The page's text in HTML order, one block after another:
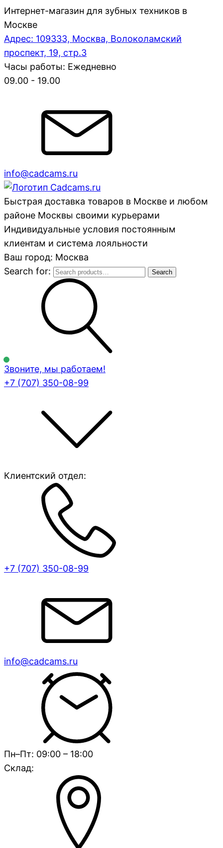
Интернет-магазин для зубных техников в
Москве
Адрес: 109333, Москва, Волоколамский
проспект, 19, стр.3
Часы работы: Ежедневно
09.00 - 19.00
info@cadcams.ru
Быстрая доставка товаров в Москве и любом
районе Москвы своими курьерами
Индивидуальные условия постоянным
клиентам и система лояльности
Ваш город: Москва
Search for:
Search
Звоните, мы работаем!
+7 (707) 350-08-99
Клиентский отдел:
+7 (707) 350-08-99
info@cadcams.ru
Пн–Пт: 09:00 – 18:00
Склад: